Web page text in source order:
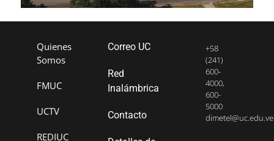
Quienes
Somos
FMUC
UCTV
REDIUC
Correo UC
Red
Inalámbrica
Contacto
+58
(241)
600-
4000,
600-
5000
dimetel@uc.edu.ve